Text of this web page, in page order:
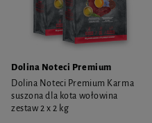
Dolina Noteci Premium
Dolina Noteci Premium Karma
suszona dla kota wołowina
zestaw 2 x 2 kg